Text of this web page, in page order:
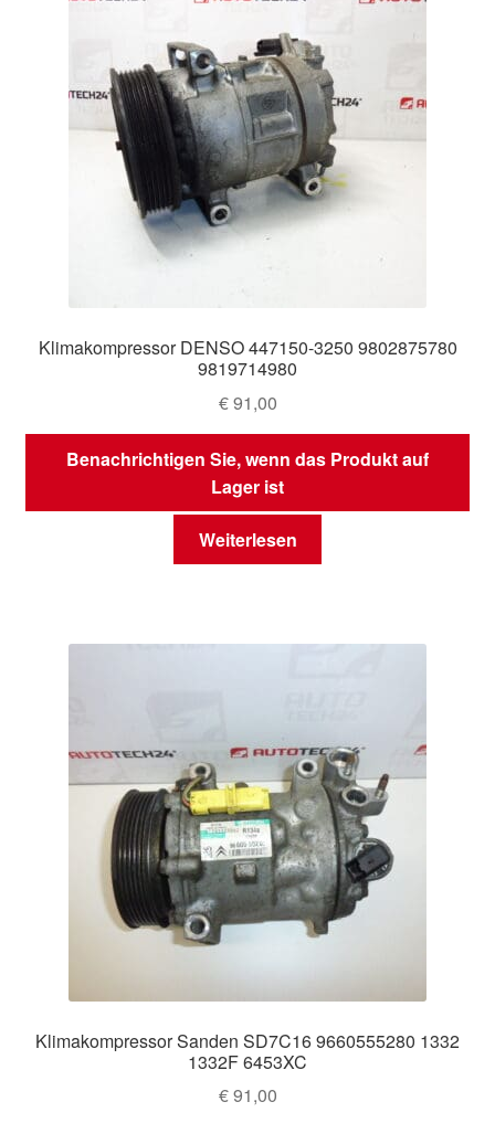
Klimakompressor DENSO 447150-3250 9802875780
9819714980
€91,00
Benachrichtigen Sie, wenn das Produkt auf
Lager ist
Weiterlesen
Klimakompressor Sanden SD7C16 9660555280 1332
1332F 6453XC
€91,00